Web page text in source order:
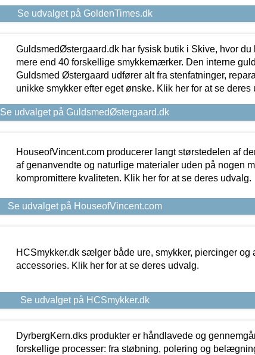
Se udvalget på GoldenTimes.dk
GuldsmedØstergaard.dk har fysisk butik i Skive, hvor du
mere end 40 forskellige smykkemærker. Den interne
Guldsmed Østergaard udfører alt fra stenfatninger,
unikke smykker efter eget ønske. Klik her for at se deres
Se udvalget på GuldsmedØstergaard.dk
HouseofVincent.com producerer langt størstedelen af
af genanvendte og naturlige materialer uden på nogen
kompromittere kvaliteten. Klik her for at se deres udvalg.
Se udvalget på HouseofVincent.com
HCSmykker.dk sælger både ure, smykker, piercinger og
accessories. Klik her for at se deres udvalg.
Se udvalget på HCSmykker.dk
DyrbergKern.dks produkter er håndlavede og
forskellige processer: fra støbning, polering og